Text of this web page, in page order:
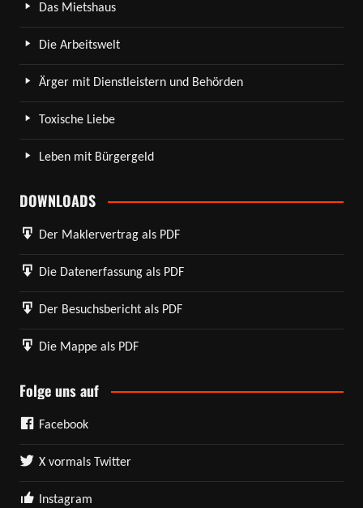
Das Mietshaus
Die Arbeitswelt
Ärger mit Dienstleistern und Behörden
Toxische Liebe
Leben mit Bürgergeld
DOWNLOADS
Der Maklervertrag als PDF
Die Datenerfassung als PDF
Der Besuchsbericht als PDF
Die Mappe als PDF
Folge uns auf
Facebook
X vormals Twitter
Instagram